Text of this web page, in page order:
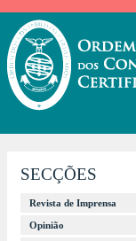
SECÇÕES
Revista de Imprensa
Opinião